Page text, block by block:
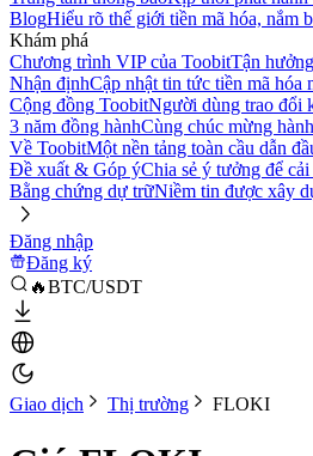
BlogHiểu rõ thế giới tiền mã hóa, nắm
Khám phá
Chương trình VIP của ToobitTận
Nhận địnhCập nhật tin tức tiền mã hóa
Cộng đồng ToobitNgười dùng trao đổi
3 năm đồng hànhCùng chúc mừng
Về ToobitMột nền tảng toàn cầu dẫn
Đề xuất & Góp ýChia sẻ ý tưởng để
Bằng chứng dự trữNiềm tin được xây
Đăng nhập
Đăng ký
🔥BTC/USDT
Giao dịch Thị trường FLOKI